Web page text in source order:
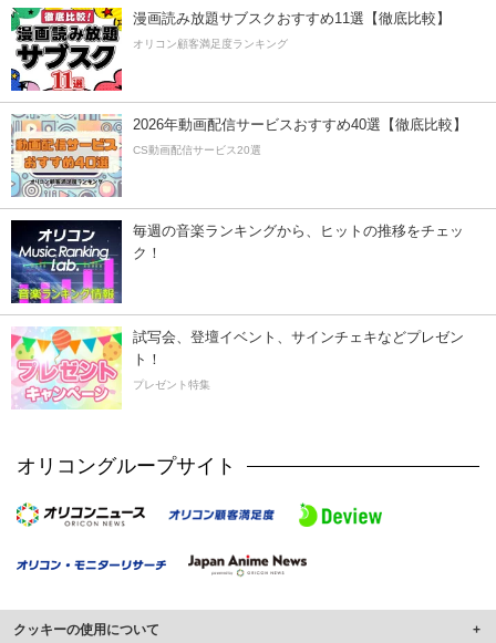
漫画読み放題サブスクおすすめ11選【徹底比較】
オリコン顧客満足度ランキング
2026年動画配信サービスおすすめ40選【徹底比較】
CS動画配信サービス20選
毎週の音楽ランキングから、ヒットの推移をチェッ
ク！
試写会、登壇イベント、サインチェキなどプレゼン
ト！
プレゼント特集
オリコングループサイト
クッキーの使用について